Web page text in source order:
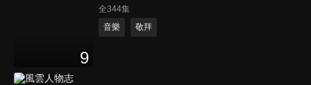
9
全344集
音樂
敬拜